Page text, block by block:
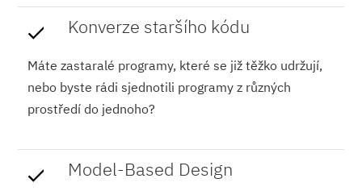
Konverze staršího kódu
Máte zastaralé programy, které se již těžko udržují,
nebo byste rádi sjednotili programy z různých
prostředí do jednoho?
Model-Based Design